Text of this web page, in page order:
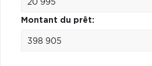
Montant du prêt: